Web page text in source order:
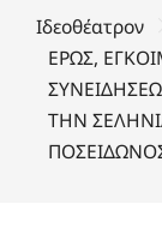
Ιδεοθέατρον
ΕΡΩΣ,
ΤΗΝ